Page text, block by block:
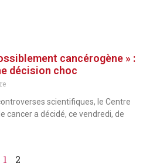
cancérogène » :
décision choc
scientifiques, le Centre
cancer a décidé, ce vendredi, de
1 2